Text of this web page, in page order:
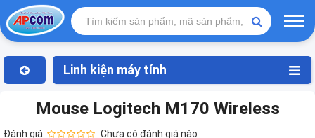
Linh kiện máy tính
Mouse Logitech M170 Wireless
Đánh giá: Chưa có đánh giá nào